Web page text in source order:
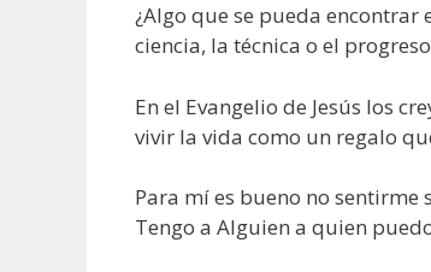
¿Algo que se pueda encontrar
ciencia, la técnica o el
En el Evangelio de Jesús los
vivir la vida como un regalo
Para mí es bueno no sentirme
Tengo a Alguien a quien